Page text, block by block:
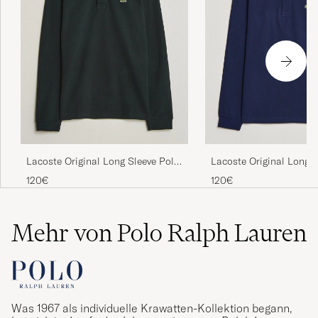
Fint farge blå, finere en på bilde.
BRITA T GEKAUFT AM AUF CAREOFCARL.NO
GEKAUFT AM AUF CAREOFCARL.SE
JILL S GEKAUFT AM AUF CAREOFCARL.SE
Lacoste Original Long Sleeve Polo
Piké Dark Varech
120€
Lacoste Original Long
Piké Navy Blue
120€
Mehr von Polo Ralph Lauren
Was 1967 als individuelle Krawatten-Kollektion begann,